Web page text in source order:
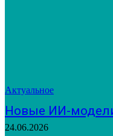
Актуальное
Новые ИИ-
24.06.2026